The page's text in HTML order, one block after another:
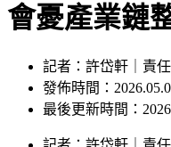
會憂產業鏈
記者：許岱軒｜責
發佈時間：
最後更新時間：